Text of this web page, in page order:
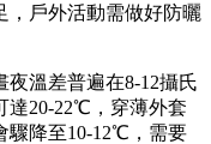
，戶外活動需做好防曬
溫差普遍在8-12攝氏
達20-22℃，穿薄外套
驟降至10-12℃，需要